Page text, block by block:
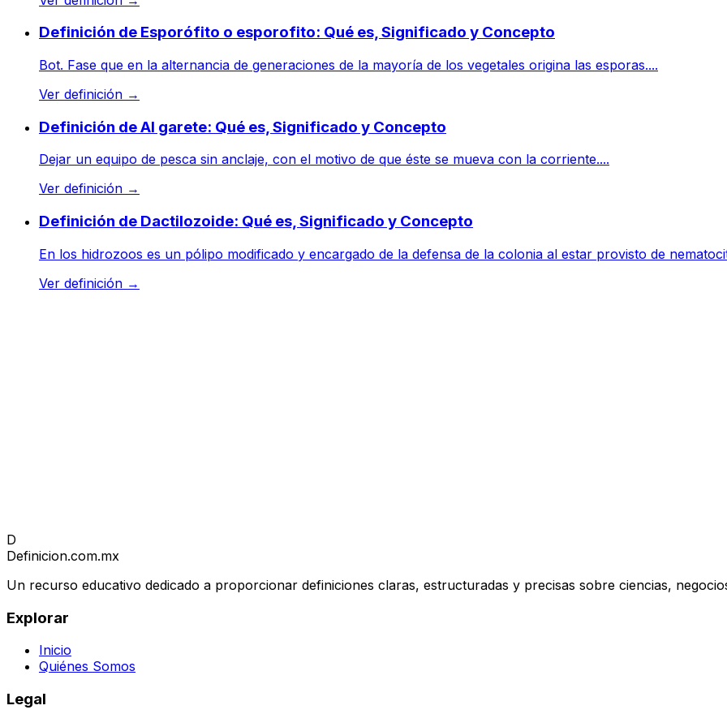
Definición de Esporófito o esporofito: Qué es, Significado y Concepto
Bot. Fase que en la alternancia de generaciones de la mayoría de los vegetales origina las esporas....
Ver definición →
Definición de Al garete: Qué es, Significado y Concepto
Dejar un equipo de pesca sin anclaje, con el motivo de que éste se mueva con la corriente....
Ver definición →
Definición de Dactilozoide: Qué es, Significado y Concepto
En los hidrozoos es un pólipo modificado y encargado de la defensa de la colonia al estar provisto de
Ver definición →
D
Definicion.com.mx
Un recurso educativo dedicado a proporcionar definiciones claras, estructuradas y precisas sobre ciencias,
Explorar
Inicio
Quiénes Somos
Legal